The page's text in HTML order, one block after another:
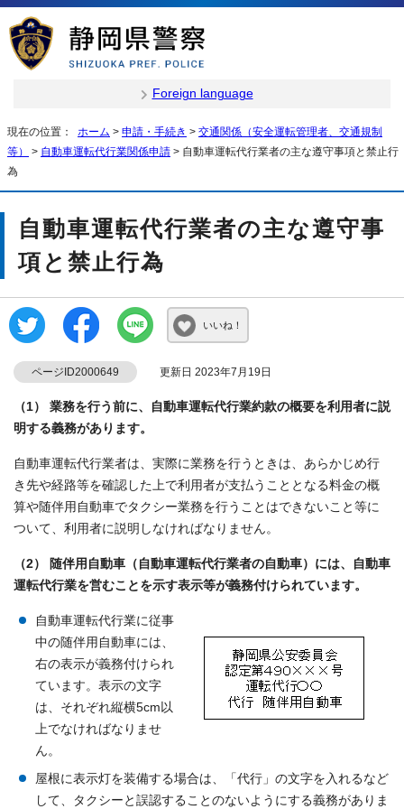
Foreign language
現在の位置： ホーム > 申請・手続き > 交通関係（安全運転管理者、交通規制
等）
> 自動車運転代行業関係申請 > 自動車運転代行業者の主な遵守事項と禁止行
為
自動車運転代行業者の主な遵守事
項と禁止行為
いいね！
ページID2000649 更新日 2023年7月19日
（1） 業務を行う前に、自動車運転代行業約款の概要を利用者に説
明する義務があります。
自動車運転代行業者は、実際に業務を行うときは、あらかじめ行
き先や経路等を確認した上で利用者が支払うこととなる料金の概
算や随伴用自動車でタクシー業務を行うことはできないこと等に
ついて、利用者に説明しなければなりません。
（2） 随伴用自動車（自動車運転代行業者の自動車）には、自動車
運転代行業を営むことを示す表示等が義務付けられています。
自動車運転代行業に従事
中の随伴用自動車には、
右の表示が義務付けられ
ています。表示の文字
は、それぞれ縦横5cm以
上でなければなりませ
ん。
屋根に表示灯を装備する場合は、「代行」の文字を入れるなど
して、タクシーと誤認することのないようにする義務がありま